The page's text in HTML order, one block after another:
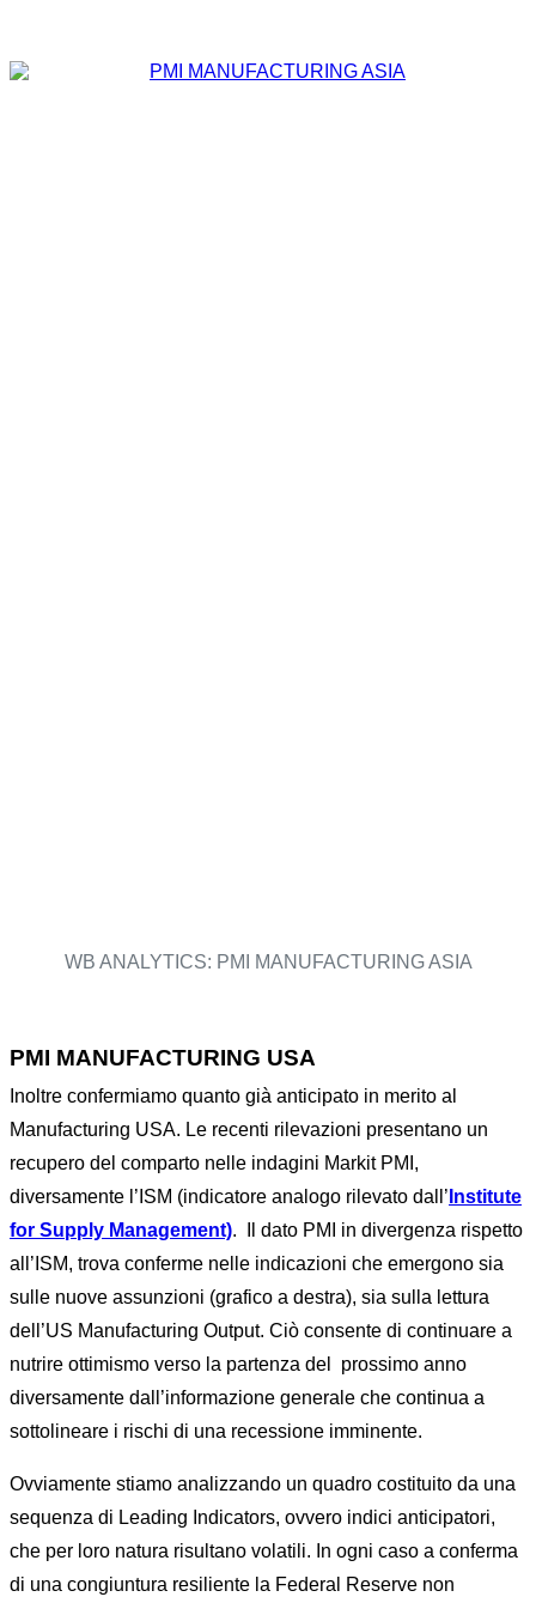
WB ANALYTICS: PMI MANUFACTURING ASIA
PMI MANUFACTURING USA
Inoltre confermiamo quanto già anticipato in merito al
Manufacturing USA. Le recenti rilevazioni presentano un
recupero del comparto nelle indagini Markit PMI,
diversamente l’ISM (indicatore analogo rilevato dall’ Institute
for Supply Management). Il dato PMI in divergenza rispetto
all’ISM, trova conferme nelle indicazioni che emergono sia
sulle nuove assunzioni (grafico a destra), sia sulla lettura
dell’US Manufacturing Output. Ciò consente di continuare a
nutrire ottimismo verso la partenza del prossimo anno
diversamente dall’informazione generale che continua a
sottolineare i rischi di una recessione imminente.
Ovviamente stiamo analizzando un quadro costituito da una
sequenza di Leading Indicators, ovvero indici anticipatori,
che per loro natura risultano volatili. In ogni caso a conferma
di una congiuntura resiliente la Federal Reserve non